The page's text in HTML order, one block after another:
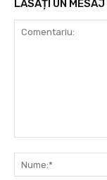
LĂSAȚI UN MESAJ